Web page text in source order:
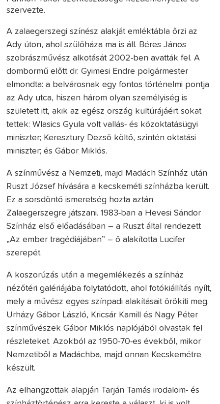
szervezte.
A zalaegerszegi színész alakját emléktábla őrzi az
Ady úton, ahol szülőháza ma is áll. Béres János
szobrászművész alkotását 2002-ben avatták fel. A
dombormű előtt dr. Gyimesi Endre polgármester
elmondta: a belvárosnak egy fontos történelmi pontja
az Ady utca, hiszen három olyan személyiség is
született itt, akik az egész ország kultúrájáért sokat
tettek: Wlasics Gyula volt vallás- és közoktatásügyi
miniszter; Keresztury Dezső költő, szintén oktatási
miniszter; és Gábor Miklós.
A színművész a Nemzeti, majd Madách Színház után
Ruszt József hívására a kecskeméti színházba került.
Ez a sorsdöntő ismeretség hozta aztán
Zalaegerszegre játszani. 1983-ban a Hevesi Sándor
Színház első előadásában – a Ruszt által rendezett
„Az ember tragédiájában” – ő alakította Lucifer
szerepét.
A koszorúzás után a megemlékezés a színház
nézőtéri galériájába folytatódott, ahol fotókiállítás nyílt,
mely a művész egyes színpadi alakításait örökíti meg.
Urházy Gábor László, Kricsár Kamill és Nagy Péter
színművészek Gábor Miklós naplójából olvastak fel
részleteket. Azokból az 1950-70-es évekből, mikor
Nemzetiből a Madáchba, majd onnan Kecskemétre
készült.
Az elhangzottak alapján Tarján Tamás irodalom- és